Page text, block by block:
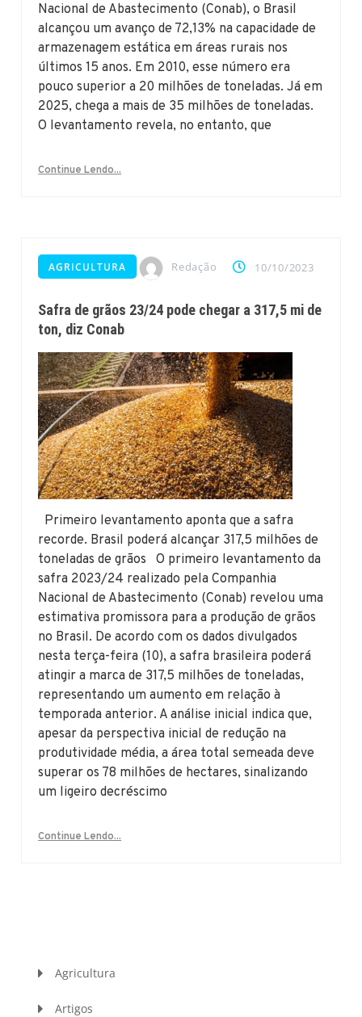
Nacional de Abastecimento (Conab), o Brasil
alcançou um avanço de 72,13% na capacidade de
armazenagem estática em áreas rurais nos
últimos 15 anos. Em 2010, esse número era
pouco superior a 20 milhões de toneladas. Já em
2025, chega a mais de 35 milhões de toneladas.
O levantamento revela, no entanto, que
Continue Lendo...
AGRICULTURA Redação 10/10/2023
Safra de grãos 23/24 pode chegar a 317,5 mi de
ton, diz Conab
Primeiro levantamento aponta que a safra
recorde. Brasil poderá alcançar 317,5 milhões de
toneladas de grãos O primeiro levantamento da
safra 2023/24 realizado pela Companhia
Nacional de Abastecimento (Conab) revelou uma
estimativa promissora para a produção de grãos
no Brasil. De acordo com os dados divulgados
nesta terça-feira (10), a safra brasileira poderá
atingir a marca de 317,5 milhões de toneladas,
representando um aumento em relação à
temporada anterior. A análise inicial indica que,
apesar da perspectiva inicial de redução na
produtividade média, a área total semeada deve
superar os 78 milhões de hectares, sinalizando
um ligeiro decréscimo
Continue Lendo...
Agricultura
Artigos